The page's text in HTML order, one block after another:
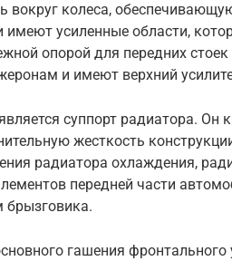
вокруг колеса,
имеют усиленные области,
опорой для передних стоек
и имеют верхний
суппорт радиатора. Он
жесткость
радиатора охлаждения,
передней части
брызговика.
гашения